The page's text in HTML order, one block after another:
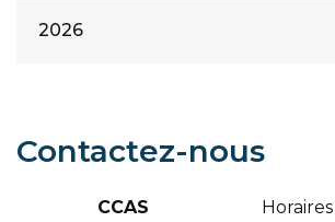
2026
Contactez-nous
CCAS